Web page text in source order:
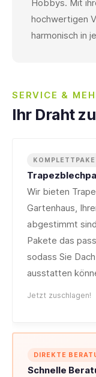
Hobbys. Mit
hochwertigen
harmonisch in
SERVICE &
Ihr Draht
Wir bieten
Gartenhaus,
abgestimmt
Pakete das
sodass Sie
ausstatten
Jetzt zuschlagen!
DIREKTE
Schnelle